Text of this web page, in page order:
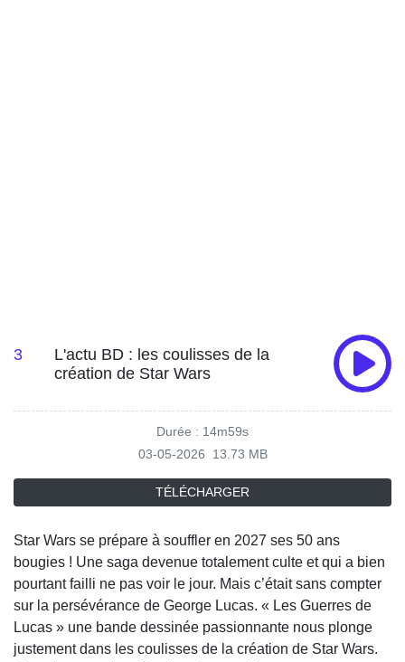
3
L'actu BD : les coulisses de la
création de Star Wars
Durée : 14m59s
03-05-2026
13.73 MB
TÉLÉCHARGER
Star Wars se prépare à souffler en 2027 ses 50 ans
bougies ! Une saga devenue totalement culte et qui a bien
pourtant failli ne pas voir le jour. Mais c’était sans compter
sur la persévérance de George Lucas. « Les Guerres de
Lucas » une bande dessinée passionnante nous plonge
justement dans les coulisses de la création de Star Wars.